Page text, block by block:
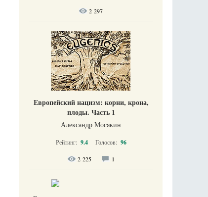
2 297
Европейский нацизм: корни, крона,
плоды. Часть 1
Александр Мосякин
Рейтинг: 9.4 Голосов: 96
2 225 1